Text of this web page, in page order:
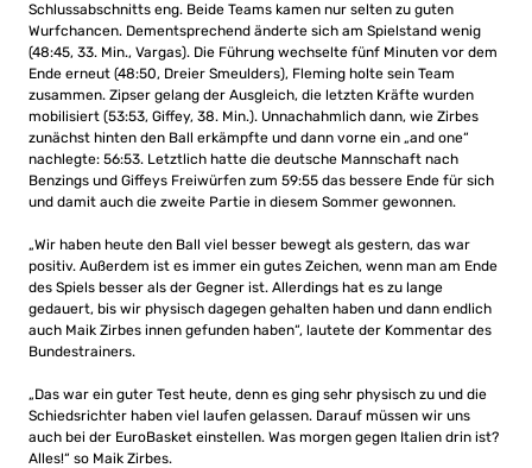
Schlussabschnitts eng. Beide Teams kamen nur selten zu guten
Wurfchancen. Dementsprechend änderte sich am Spielstand wenig
(48:45, 33. Min., Vargas). Die Führung wechselte fünf Minuten vor dem
Ende erneut (48:50, Dreier Smeulders), Fleming holte sein Team
zusammen. Zipser gelang der Ausgleich, die letzten Kräfte wurden
mobilisiert (53:53, Giffey, 38. Min.). Unnachahmlich dann, wie Zirbes
zunächst hinten den Ball erkämpfte und dann vorne ein „and one“
nachlegte: 56:53. Letztlich hatte die deutsche Mannschaft nach
Benzings und Giffeys Freiwürfen zum 59:55 das bessere Ende für sich
und damit auch die zweite Partie in diesem Sommer gewonnen.
„Wir haben heute den Ball viel besser bewegt als gestern, das war
positiv. Außerdem ist es immer ein gutes Zeichen, wenn man am Ende
des Spiels besser als der Gegner ist. Allerdings hat es zu lange
gedauert, bis wir physisch dagegen gehalten haben und dann endlich
auch Maik Zirbes innen gefunden haben“, lautete der Kommentar des
Bundestrainers.
„Das war ein guter Test heute, denn es ging sehr physisch zu und die
Schiedsrichter haben viel laufen gelassen. Darauf müssen wir uns
auch bei der EuroBasket einstellen. Was morgen gegen Italien drin ist?
Alles!“ so Maik Zirbes.